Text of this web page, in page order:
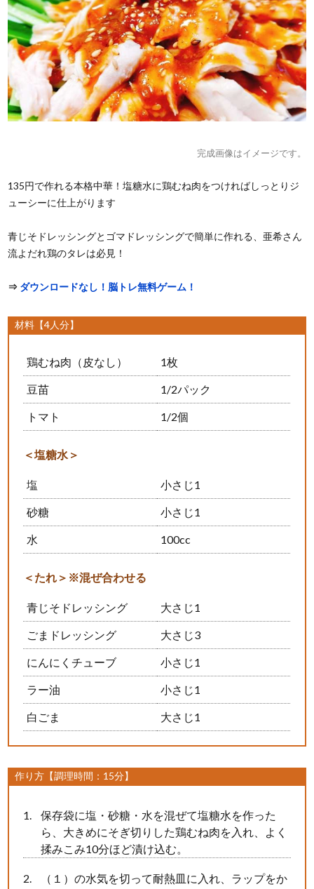
完成画像はイメージです。
135円で作れる本格中華！塩糖水に鶏むね肉をつければしっとりジ
ューシーに仕上がります
青じそドレッシングとゴマドレッシングで簡単に作れる、亜希さん
流よだれ鶏のタレは必見！
⇒ ダウンロードなし！脳トレ無料ゲーム！
材料【4人分】
鶏むね肉（皮なし） 1枚
豆苗 1/2パック
トマト 1/2個
＜塩糖水＞
塩 小さじ1
砂糖 小さじ1
水 100cc
＜たれ＞※混ぜ合わせる
青じそドレッシング 大さじ1
ごまドレッシング 大さじ3
にんにくチューブ 小さじ1
ラー油 小さじ1
白ごま 大さじ1
作り方【調理時間：15分】
保存袋に塩・砂糖・水を混ぜて塩糖水を作った
ら、大きめにそぎ切りした鶏むね肉を入れ、よく
揉みこみ10分ほど漬け込む。
（１）の水気を切って耐熱皿に入れ、ラップをか